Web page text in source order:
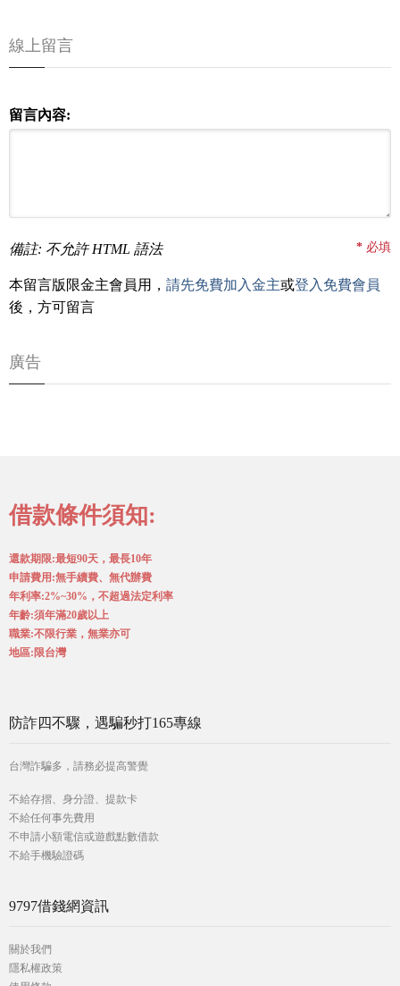
線上留言
留言內容:
備註: 不允許 HTML 語法 * 必填
本留言版限金主會員用， 請先免費加入金主或登入免費會員
後，方可留言
廣告
借款條件須知:
還款期限:最短90天，最長10年
申請費用:無手續費、無代辦費
年利率:2%~30%，不超過法定利率
年齡:須年滿20歲以上
職業:不限行業，無業亦可
地區:限台灣
防詐四不驟，遇騙秒打165專線
台灣詐騙多，請務必提高警覺
不給存摺、身分證、提款卡
不給任何事先費用
不申請小額電信或遊戲點數借款
不給手機驗證碼
9797借錢網資訊
關於我們
隱私權政策